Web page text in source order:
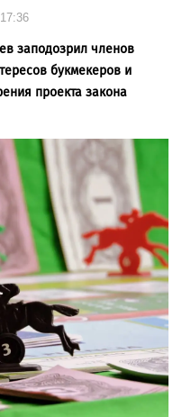
заподозрил членов
букмекеров и
проекта закона